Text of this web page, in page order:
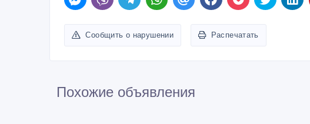
Сообщить о нарушении Распечатать
Похожие объявления